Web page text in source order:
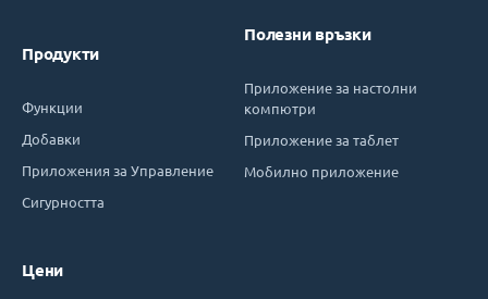
Продукти
Функции
Добавки
Приложения за Управление
Сигурността
Цени
Полезни връзки
Приложение за настолни
компютри
Приложение за таблет
Мобилно приложение